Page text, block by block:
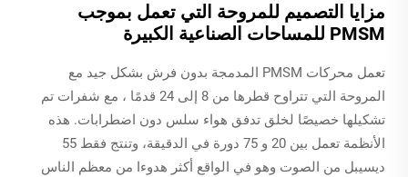
مزايا التصميم للمروحة التي تعمل بموجب
PMSM للمساحات الصناعية الكبيرة
تعمل محركات PMSM المدمجة بدون فرش بشكل جيد مع
المروحة التي تتراوح قطرها من 8 إلى 24 قدمًا ، مع شفرات تم
تشكيلها خصيصًا لخلق تدفق هواء سلس دون اضطرابات. هذه
الأنظمة تعمل بين 20 و 75 دورة في الدقيقة، وتنتج فقط 55
ديسيبل من الصوت وهو في الواقع أكثر هدوءا من معظم الناس